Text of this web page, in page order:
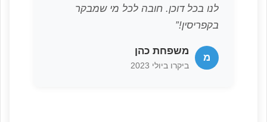
לנו בכל דוכן. חובה לכל מי שמבקר
בקפריסין!”
מ
משפחת כהן
ביקרו ביולי 2023